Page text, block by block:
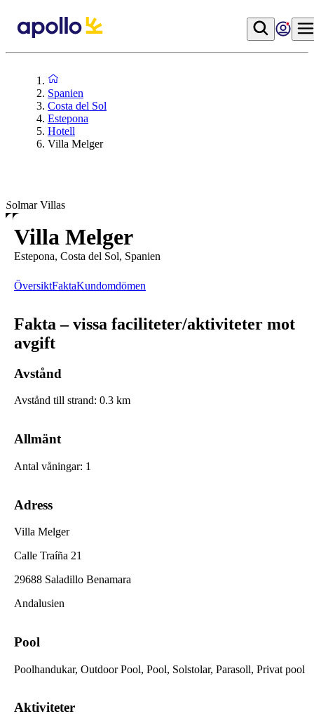
Spanien
Costa del Sol
Estepona
Hotell
Villa Melger
Solmar Villas
Villa Melger
Estepona, Costa del Sol, Spanien
ÖversiktFaktaKundomdömen
Fakta – vissa faciliteter/aktiviteter mot
avgift
Avstånd
Avstånd till strand: 0.3 km
Allmänt
Antal våningar: 1
Adress
Villa Melger
Calle Traíña 21
29688 Saladillo Benamara
Andalusien
Pool
Poolhandukar, Outdoor Pool, Pool, Solstolar, Parasoll, Privat pool
Aktiviteter